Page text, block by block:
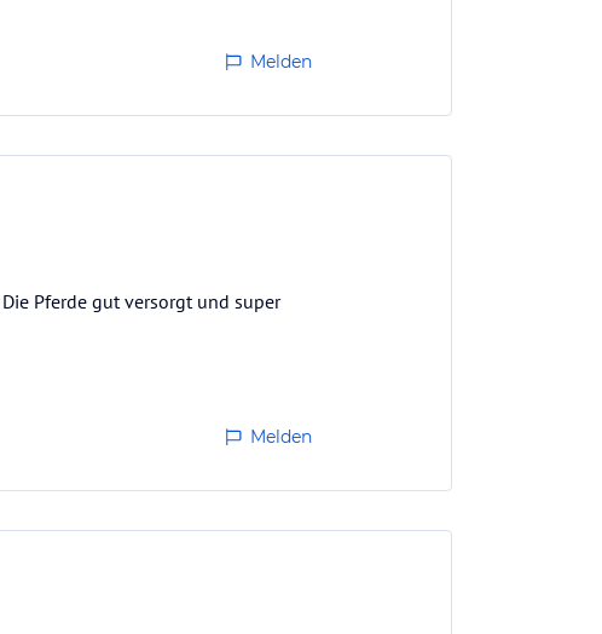
Melden
Pferde gut versorgt und super
Melden